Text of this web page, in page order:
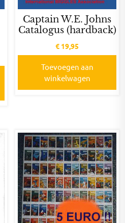
Captain W.E. Johns
Catalogus (hardback)
€ 19,95
Toevoegen aan
winkelwagen